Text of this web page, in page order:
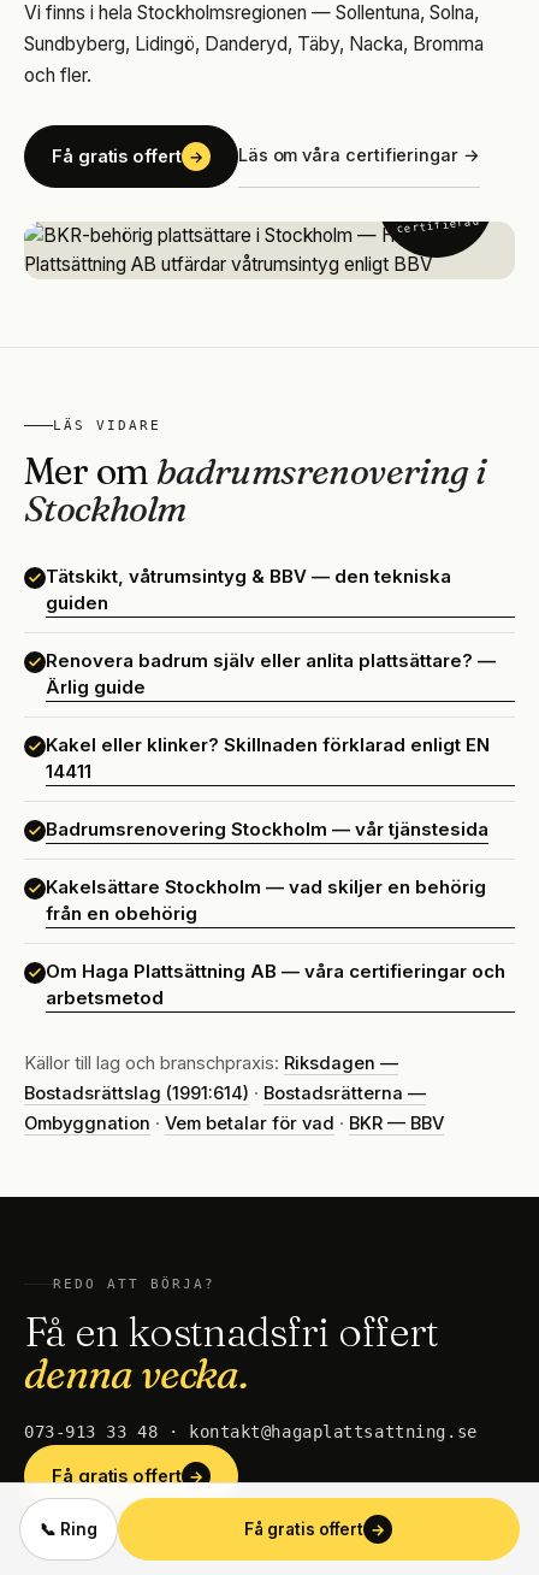
📞 Ring Få gratis offert →
Vi finns i hela Stockholmsregionen — Sollentuna, Solna,
Sundbyberg, Lidingö, Danderyd, Täby, Nacka, Bromma
och fler.
Få gratis offert → Läs om våra certifieringar →
certifierad
LÄS VIDARE
Mer om badrumsrenovering i
Stockholm
Tätskikt, våtrumsintyg & BBV — den tekniska
guiden
Renovera badrum själv eller anlita plattsättare? —
Ärlig guide
Kakel eller klinker? Skillnaden förklarad enligt EN
14411
Badrumsrenovering Stockholm — vår tjänstesida
Kakelsättare Stockholm — vad skiljer en behörig
från en obehörig
Om Haga Plattsättning AB — våra certifieringar och
arbetsmetod
Källor till lag och branschpraxis: Riksdagen —
Bostadsrättslag (1991:614) · Bostadsrätterna —
Ombyggnation · Vem betalar för vad · BKR — BBV
REDO ATT BÖRJA?
Få en kostnadsfri offert
denna vecka.
073-913 33 48 · kontakt@hagaplattsattning.se
Få gratis offert →